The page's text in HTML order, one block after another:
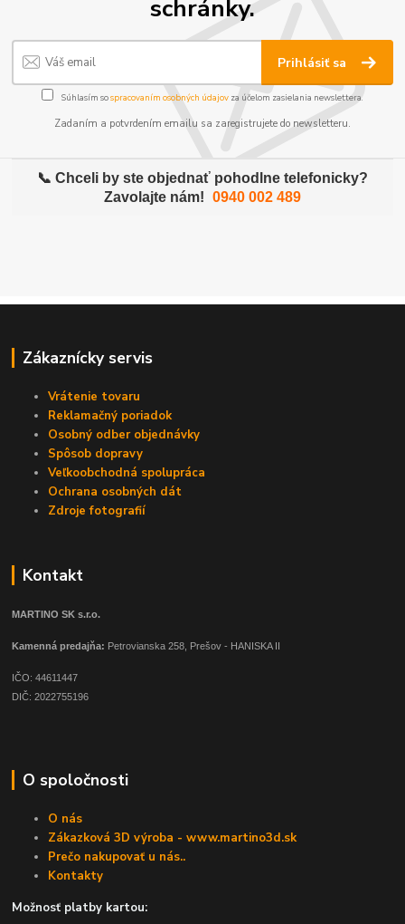
schránky.
Prihlásiť sa
Súhlasím sospracovaním osobných údajov za účelom zasielania newslettera.
Zadaním a potvrdením emailu sa zaregistrujete do newsletteru.
📞 Chceli by ste objednať pohodlne telefonicky?
Zavolajte nám! 0940 002 489
Zákaznícky servis
Vrátenie tovaru
Reklamačný poriadok
Osobný odber objednávky
Spôsob dopravy
Veľkoobchodná spolupráca
Ochrana osobných dát
Zdroje fotografií
Kontakt
MARTINO SK s.r.o.
Kamenná predajňa: Petrovianska 258, Prešov - HANISKA II
IČO: 44611447
DIČ: 2022755196
O spoločnosti
O nás
Zákazková 3D výroba - www.martino3d.sk
Prečo nakupovať u nás..
Kontakty
Možnosť platby kartou: